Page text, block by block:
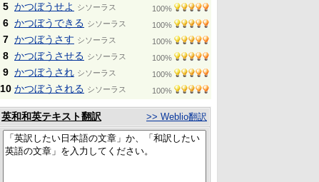
5 かつぼうせよ シソーラス 100%
6 かつぼうできる シソーラス 100%
7 かつぼうさす シソーラス 100%
8 かつぼうさせる シソーラス 100%
9 かつぼうされ シソーラス 100%
10 かつぼうされる シソーラス 100%
英和和英テキスト翻訳 >> Weblio翻訳